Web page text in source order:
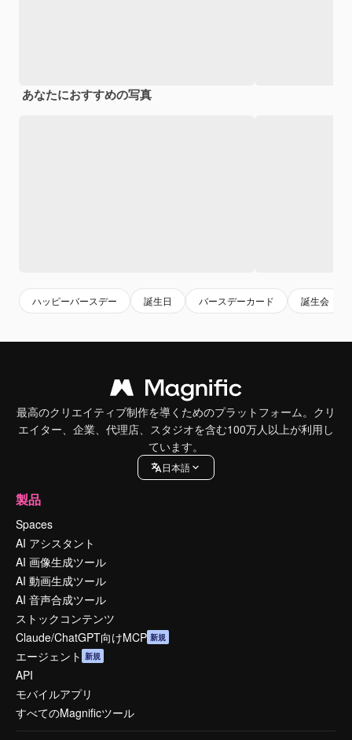
あなたにおすすめの写真
ハッピーバースデー 誕生日 バースデーカード 誕生会
最高のクリエイティブ制作を導くためのプラットフォーム。クリ
エイター、企業、代理店、スタジオを含む100万人以上が利用し
ています。
日本語
製品
Spaces
AI アシスタント
AI 画像生成ツール
AI 動画生成ツール
AI 音声合成ツール
ストックコンテンツ
Claude/ChatGPT向けMCP 新規
エージェント 新規
API
モバイルアプリ
すべてのMagnificツール